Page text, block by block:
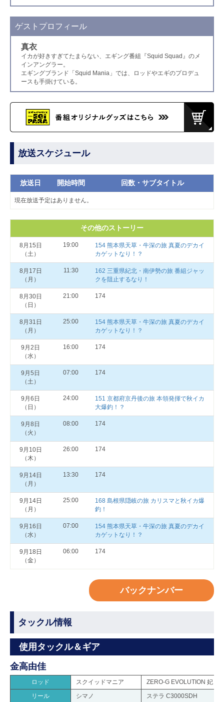
ゲストプロフィール
真衣
イカが好きすぎてたまらない、エギング番組『Squid Squad』のメ
インアングラー。
エギングブランド「Squid Mania」では、ロッドやエギのプロデュ
ースも手掛けている。
放送スケジュール
放送日 開始時間 回数・サブタイトル
現在放送予定はありません。
その他のストーリー
8月15日
（土）
19:00
154 熊本県天草・牛深の旅 真夏のデカイ
カゲットなり！？
8月17日
（月）
11:30
162 三重県紀北・南伊勢の旅 番組ジャッ
クを阻止するなり！
8月30日
（日）
21:00 174
8月31日
（月）
25:00
154 熊本県天草・牛深の旅 真夏のデカイ
カゲットなり！？
9月2日
（水）
16:00 174
9月5日
（土）
07:00 174
9月6日
（日）
24:00
151 京都府京丹後の旅 本領発揮で秋イカ
大爆釣！？
9月8日
（火）
08:00 174
9月10日
（木）
26:00 174
9月14日
（月）
13:30 174
9月14日
（月）
25:00
168 島根県隠岐の旅 カリスマと秋イカ爆
釣！
9月16日
（水）
07:00
154 熊本県天草・牛深の旅 真夏のデカイ
カゲットなり！？
9月18日
（金）
06:00 174
バックナンバー
タックル情報
使用タックル＆ギア
金高由佳
ロッド スクイッドマニア
ZERO-G EVOLUTION 妃
リール
シマノ ステラ C3000SDH